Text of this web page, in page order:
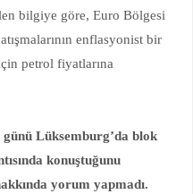
bilgiye göre, Euro Bölgesi
enflasyonist bir
petrol fiyatlarına
Lüksemburg’da blok
konuştuğunu
yorum yapmadı.